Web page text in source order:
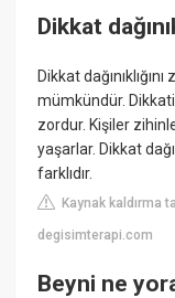
Dikkat
Dikkat
mümkündür.
zordur. Kişiler
yaşarlar. Dikkat
farklıdır.
Kaynak kaldırma
degisimterapi.com
Beyni ne